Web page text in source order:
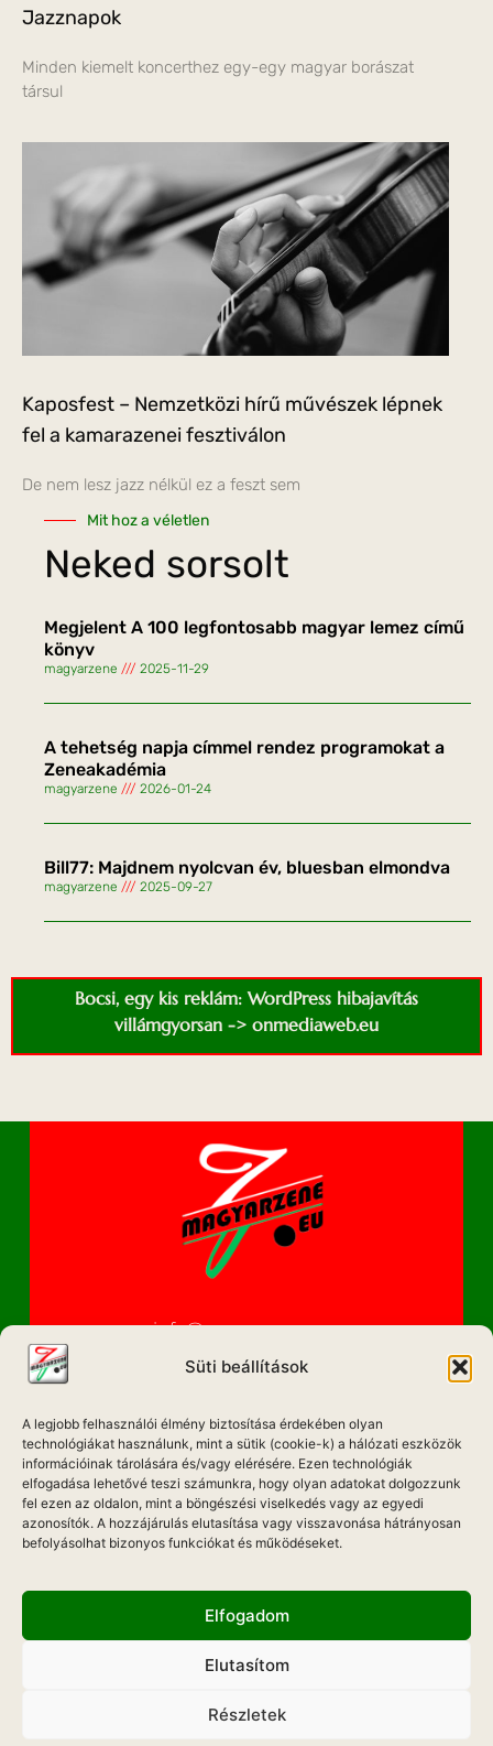
Süti beállítások
A legjobb felhasználói élmény biztosítása érdekében olyan
technológiákat használunk, mint a sütik (cookie-k) a hálózati eszközök
információinak tárolására és/vagy elérésére. Ezen technológiák
elfogadása lehetővé teszi számunkra, hogy olyan adatokat dolgozzunk
fel ezen az oldalon, mint a böngészési viselkedés vagy az egyedi
azonosítók. A hozzájárulás elutasítása vagy visszavonása hátrányosan
befolyásolhat bizonyos funkciókat és működéseket.
Elfogadom
Elutasítom
Részletek
Jazznapok
Minden kiemelt koncerthez egy-egy magyar borászat
társul
Kaposfest – Nemzetközi hírű művészek lépnek
fel a kamarazenei fesztiválon
De nem lesz jazz nélkül ez a feszt sem
Mit hoz a véletlen
Neked sorsolt
Megjelent A 100 legfontosabb magyar lemez című
könyv
magyarzene 2025-11-29
A tehetség napja címmel rendez programokat a
Zeneakadémia
magyarzene 2026-01-24
Bill77: Majdnem nyolcvan év, bluesban elmondva
magyarzene 2025-09-27
Bocsi, egy kis reklám: WordPress hibajavítás
villámgyorsan -> onmediaweb.eu
info@magyarzene.eu
IMPRESSZUM
ETIKAI KÓDEX
MÉDIA AJÁNLAT
ADATKEZELÉSI NYILATKOZAT
Hadd Szóljon!
Weboldal Készítés: ONMEDIAWEB